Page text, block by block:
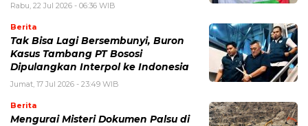
Rabu, 22 Jul 2026 - 06:36 WIB
Berita
Tak Bisa Lagi Bersembunyi, Buron
Kasus Tambang PT Bososi
Dipulangkan Interpol ke Indonesia
Jumat, 17 Jul 2026 - 23:49 WIB
Berita
Mengurai Misteri Dokumen Palsu di